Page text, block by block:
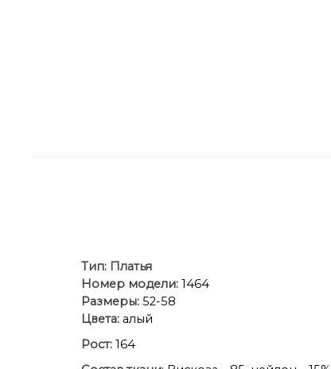
Тип: Платья
Номер модели: 1464
Размеры: 52-58
Цвета: алый
Рост: 164